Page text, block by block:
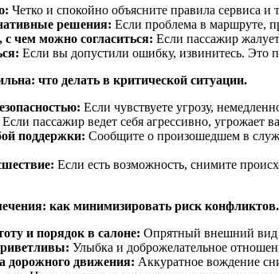
Четко и спокойно объясните правила сервиса и
решения: Если проблема в маршруте,
чем можно согласиться: Если пассажир
Если вы допустили ошибку, извинитесь. Это
что делать в критической ситуации.
Если чувствуете угрозу,
Если пассажир ведет себя агрессивно,
поддержки: Сообщите о произошедшем в
Если есть возможность, снимите
как минимизировать риск конфликтов.
и порядок в салоне: Опрятный внешний вид
Улыбка и доброжелательное
дорожного движения: Аккуратное вождение